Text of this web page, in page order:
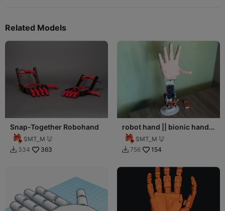
Related Models
Snap-Together Robohand
SMT_M 🦊
 334 363
robot hand || bionic hand
prosthesis prototype
SMT_M 🦊
 756 154